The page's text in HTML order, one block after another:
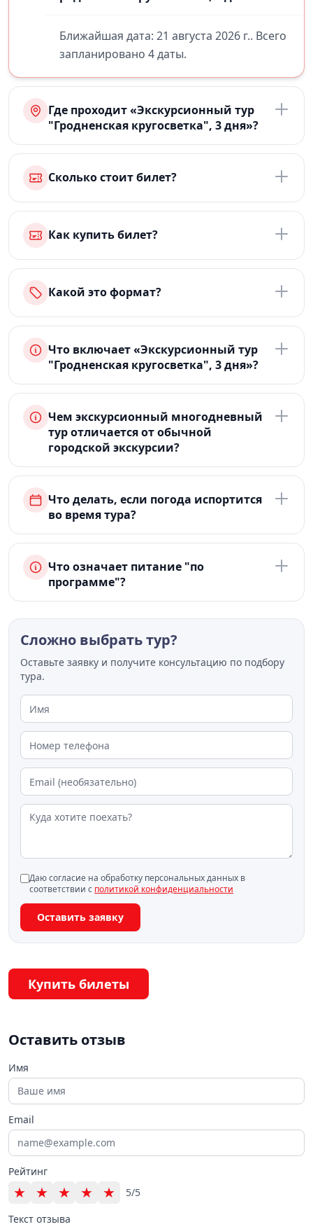
Ближайшая дата: 21 августа 2026 г.. Всего
запланировано 4 даты.
Где проходит «Экскурсионный тур
"Гродненская кругосветка", 3 дня»?
Сколько стоит билет?
Как купить билет?
Какой это формат?
Что включает «Экскурсионный тур
"Гродненская кругосветка", 3 дня»?
Чем экскурсионный многодневный
тур отличается от обычной
городской экскурсии?
Что делать, если погода испортится
во время тура?
Что означает питание "по
программе"?
Сложно выбрать тур?
Оставьте заявку и получите консультацию по подбору
тура.
Даю согласие на обработку персональных данных в
соответствии с политикой конфиденциальности
Оставить заявку
Купить билеты
Оставить отзыв
Имя
Email
Рейтинг
★ ★ ★ ★ ★
5/5
Текст отзыва